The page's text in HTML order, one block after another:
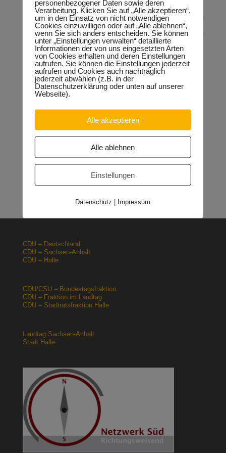
Weihnachtsfeiertag: „Wir sind dankbar, dass es in diesem
Jahr bereits erste Spendenzusagen gibt und wir gemeinsam
mit der Bürgerinitiative Silberhöhe, der katholischen
Gemeinde St. Marien und erstmals auch unter Beteiligung der
evangelischen Kirchengemeinde Silberhöhe-Beesen anderen
eine kleine Freude bereiten können.“
Neueste Beiträge
Sondervermögen für die Europachaussee richtige
Halle: Erhöhung der Gewerbesteuer ist falsches Signal
Orgacid-Altlasten: Bund und Land mit in der Verantwortung
Halle: Sondervermögen Infrastruktur für die Europachaussee
nutzen! 12.02.2026
Lehrpläne: Grundsteine für spätere Ausbildung werden in der
Grundschule gelegt 23.01.2026
CDU – Deutschland
CDU – Sachsen-Anhalt
CDU – Halle
CDU/CSU – Bundestagsfraktion
CDU – Fraktion im Landtag
CDU – Stadtratsfraktion Halle
Landtag Sachsen-Anhalt
Stadt Halle
personenbezogener Daten sowie deren
Verarbeitung. Klicken Sie auf „Alle akzeptieren“,
um in den Einsatz von nicht notwendigen
Cookies einzuwilligen oder auf „Alle ablehnen“,
wenn Sie sich anders entscheiden. Sie können
unter „Einstellungen verwalten“ detaillierte
Informationen der von uns eingesetzten Arten
von Cookies erhalten und deren Einstellungen
aufrufen. Sie können die Einstellungen jederzeit
aufrufen und Cookies auch nachträglich
jederzeit abwählen (z.B. in der
Datenschutzerklärung oder unten auf unserer
Webseite).
Alle akzeptieren
Alle ablehnen
Einstellungen
Datenschutz | Impressum